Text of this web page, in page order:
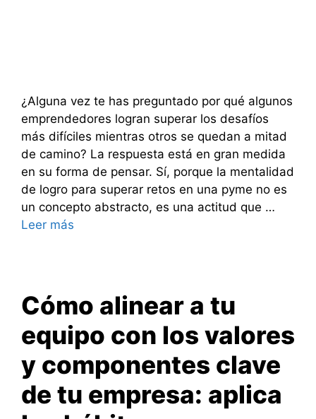
¿Alguna vez te has preguntado por qué algunos
emprendedores logran superar los desafíos
más difíciles mientras otros se quedan a mitad
de camino? La respuesta está en gran medida
en su forma de pensar. Sí, porque la mentalidad
de logro para superar retos en una pyme no es
un concepto abstracto, es una actitud que …
Leer más
Cómo alinear a tu
equipo con los valores
y componentes clave
de tu empresa: aplica